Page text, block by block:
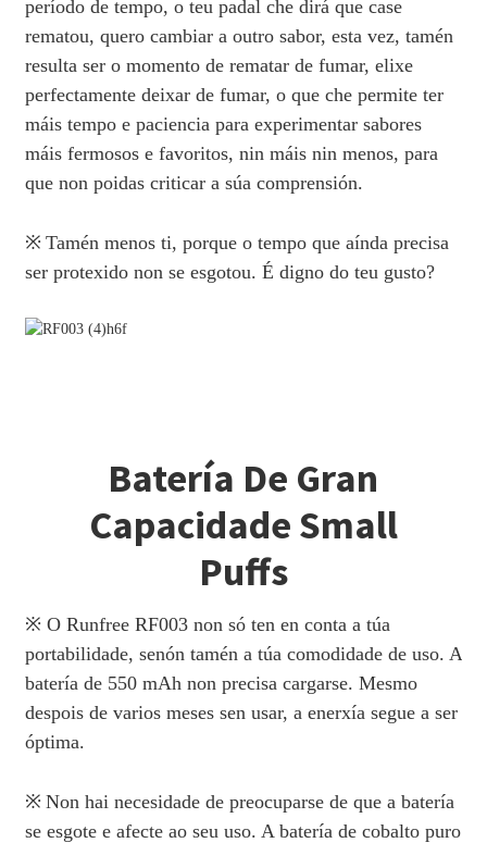
período de tempo, o teu padal che dirá que case
rematou, quero cambiar a outro sabor, esta vez, tamén
resulta ser o momento de rematar de fumar, elixe
perfectamente deixar de fumar, o que che permite ter
máis tempo e paciencia para experimentar sabores
máis fermosos e favoritos, nin máis nin menos, para
que non poidas criticar a súa comprensión.
※ Tamén menos ti, porque o tempo que aínda precisa
ser protexido non se esgotou. É digno do teu gusto?
Batería De Gran
Capacidade Small
Puffs
※ O Runfree RF003 non só ten en conta a túa
portabilidade, senón tamén a túa comodidade de uso. A
batería de 550 mAh non precisa cargarse. Mesmo
despois de varios meses sen usar, a enerxía segue a ser
óptima.
※ Non hai necesidade de preocuparse de que a batería
se esgote e afecte ao seu uso. A batería de cobalto puro